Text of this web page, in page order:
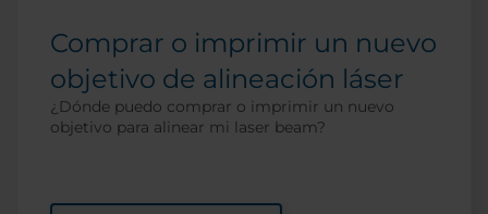
Comprar o imprimir un nuevo
objetivo de alineación láser
¿Dónde puedo comprar o imprimir un nuevo
objetivo para alinear mi laser beam?